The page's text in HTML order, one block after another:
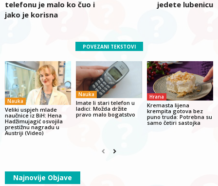
telefonu je malo ko čuo i
jako je korisna
jedete lubenicu
POVEZANI TEKSTOVI
Nauka
Veliki uspjeh mlade
naučnice iz BiH: Hena
Hadžimujagić osvojila
prestižnu nagradu u
Austriji (Video)
Nauka
Imate li stari telefon u
ladici: Možda držite
pravo malo bogatstvo
Hrana
Kremasta lijena
krempita gotova bez
puno truda: Potrebna su
samo četiri sastojka
Najnovije Objave